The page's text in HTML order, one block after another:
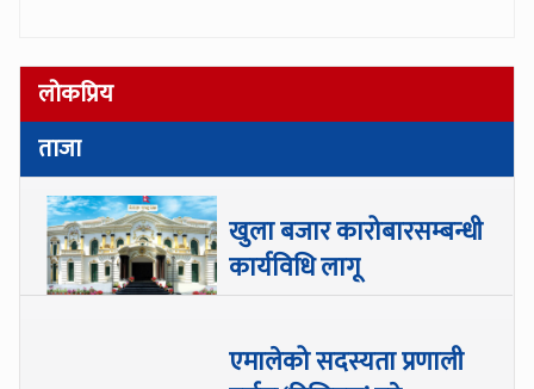
लोकप्रिय
ताजा
खुला बजार कारोबारसम्बन्धी
कार्यविधि लागू
एमालेको सदस्यता प्रणाली